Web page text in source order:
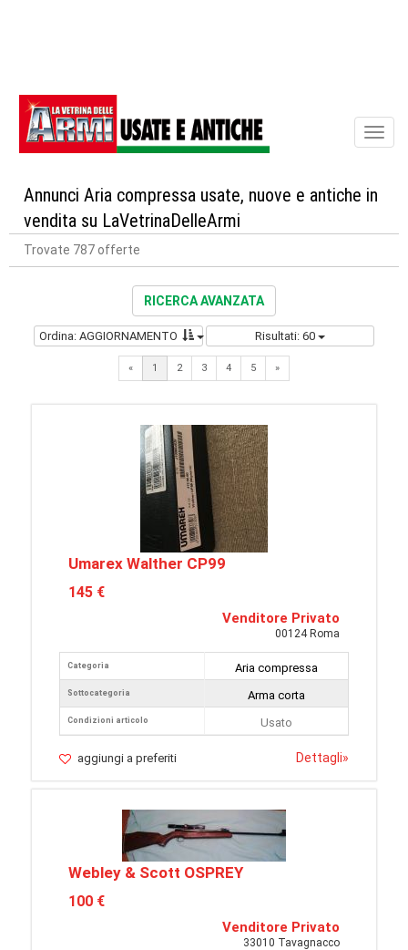
Annunci Aria compressa usate, nuove e antiche in
vendita su LaVetrinaDelleArmi
Trovate 787 offerte
RICERCA AVANZATA
Ordina: AGGIORNAMENTO Risultati: 60
« 1 2 3 4 5 »Next
Umarex Walther CP99
145 €
Venditore Privato
00124 Roma
Categoria
Sottocategoria
Condizioni articolo
Aria compressa
Arma corta
Usato
aggiungi a preferiti Dettagli»
Webley & Scott OSPREY
100 €
Venditore Privato
33010 Tavagnacco